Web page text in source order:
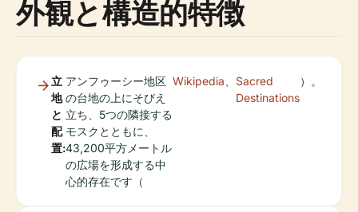
外観と構造的特徴
立
地
と
配
置:
アンフゥーシー地区
の台地の上にそびえ
立ち、5つの隣接する
モスクとともに、
43,200平方メートル
の広場を形成する中
心的存在です（
Wikipedia
Sacred
Destinations
）。